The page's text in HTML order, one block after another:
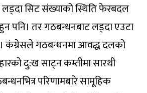
सिट संख्याको स्थिति फेरबदल
पनि। तर गठबन्धनबाट लड्दा एउटा
कंग्रेसले गठबन्धनमा आवद्ध दलको
दु:ख साट्न कम्तीमा सारथी
परिणामबारे सामूहिक